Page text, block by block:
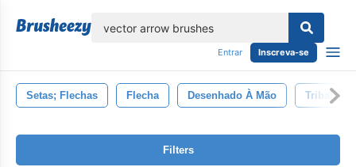
Entrar Inscreva-se
Setas; Flechas Flecha Desenhado À Mão Tribal
Filters